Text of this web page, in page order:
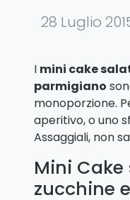
28 Luglio
I mini cake
parmigiano
monoporzione.
aperitivo, o uno
Assaggiali, non
Mini
zucchine